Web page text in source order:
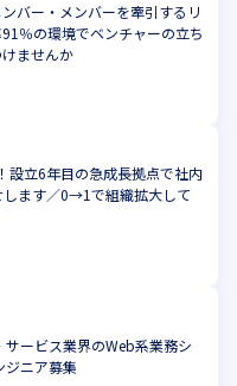
バー・メンバーを牽引するリ
％の環境でベンチャーの立ち
ませんか
設立6年目の急成長拠点で社内
します／0→1で組織拡大して
サービス業界のWeb系業務シ
ジニア募集